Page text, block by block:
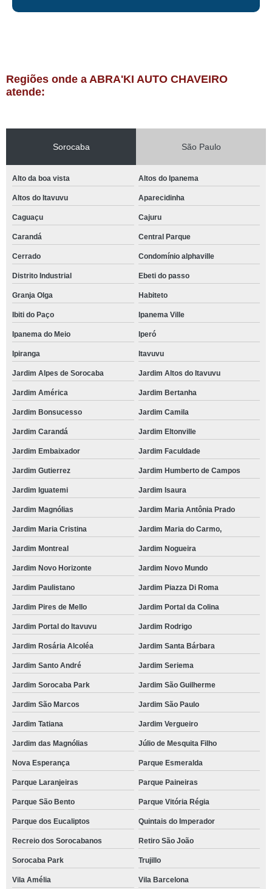
Regiões onde a ABRA'KI AUTO CHAVEIRO
atende:
Sorocaba São Paulo
Alto da boa vista Altos do Ipanema
Altos do Itavuvu Aparecidinha
Caguaçu Cajuru
Carandá Central Parque
Cerrado Condomínio alphaville
Distrito Industrial Ebeti do passo
Granja Olga Habiteto
Ibiti do Paço Ipanema Ville
Ipanema do Meio Iperó
Ipiranga Itavuvu
Jardim Alpes de Sorocaba Jardim Altos do Itavuvu
Jardim América Jardim Bertanha
Jardim Bonsucesso Jardim Camila
Jardim Carandá Jardim Eltonville
Jardim Embaixador Jardim Faculdade
Jardim Gutierrez Jardim Humberto de Campos
Jardim Iguatemi Jardim Isaura
Jardim Magnólias Jardim Maria Antônia Prado
Jardim Maria Cristina Jardim Maria do Carmo,
Jardim Montreal Jardim Nogueira
Jardim Novo Horizonte Jardim Novo Mundo
Jardim Paulistano Jardim Piazza Di Roma
Jardim Pires de Mello Jardim Portal da Colina
Jardim Portal do Itavuvu Jardim Rodrigo
Jardim Rosária Alcoléa Jardim Santa Bárbara
Jardim Santo André Jardim Seriema
Jardim Sorocaba Park Jardim São Guilherme
Jardim São Marcos Jardim São Paulo
Jardim Tatiana Jardim Vergueiro
Jardim das Magnólias Júlio de Mesquita Filho
Nova Esperança Parque Esmeralda
Parque Laranjeiras Parque Paineiras
Parque São Bento Parque Vitória Régia
Parque dos Eucaliptos Quintais do Imperador
Recreio dos Sorocabanos Retiro São João
Sorocaba Park Trujillo
Vila Amélia Vila Barcelona